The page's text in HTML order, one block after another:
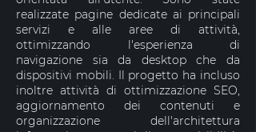
realizzate pagine dedicate ai principali
servizi e alle aree di attività,
ottimizzando l'esperienza di
navigazione sia da desktop che da
dispositivi mobili. Il progetto ha incluso
inoltre attività di ottimizzazione SEO,
aggiornamento dei contenuti e
organizzazione dell'architettura